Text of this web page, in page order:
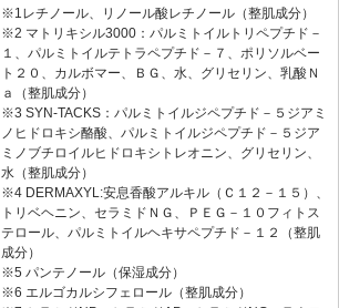
※1レチノール、リノール酸レチノール（整肌成分）
※2 マトリキシル3000：パルミトイルトリペプチド－
１、パルミトイルテトラペプチド－７、ポリソルベー
ト２０、カルボマー、ＢＧ、水、グリセリン、乳酸Ｎ
ａ（整肌成分）
※3 SYN-TACKS：パルミトイルジペプチド－５ジアミ
ノヒドロキシ酪酸、パルミトイルジペプチド－５ジア
ミノブチロイルヒドロキシトレオニン、グリセリン、
水（整肌成分）
※4 DERMAXYL:安息香酸アルキル（Ｃ１２－１５）、
トリベヘニン、セラミドＮＧ、ＰＥＧ－１０フィトス
テロール、パルミトイルヘキサペプチド－１２（整肌
成分）
※5 パンテノール（保湿成分）
※6 エルゴカルシフェロール（整肌成分）